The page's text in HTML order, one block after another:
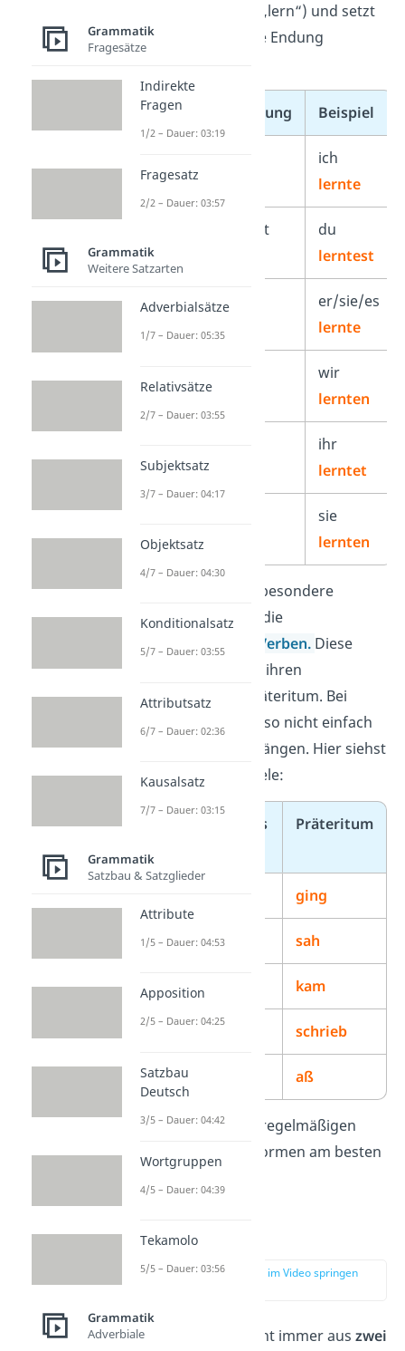
(z. B. „lern“) und setzt
dann die passende Endung
Person Endung Beispiel
ich
lernte
-test
du
lerntest
er/sie/es
er/sie/es
lernte
wir
lernten
ihr
lerntet
sie
lernten
Es gibt aber auch besondere
Verben, und zwar die
unregelmäßigen Verben. Diese
Verben verändern ihren
Wortstamm im Präteritum. Bei
ihnen kannst du also nicht einfach
die Endungen anhängen. Hier siehst
du ein paar Beispiele:
Unregelmäßiges
Präteritum
ging
sehen sah
kommen kam
schreiben schrieb
essen aß
Tipp:Lerne die unregelmäßigen
Verben und ihre Formen am besten
Perfekt
zur Stelle im Video springen
Das besteht immer aus zwei
Grammatik
Fragesätze
Indirekte
Fragen
1/2 – Dauer: 03:19
Fragesatz
2/2 – Dauer: 03:57
Grammatik
Weitere Satzarten
Adverbialsätze
1/7 – Dauer: 05:35
Relativsätze
2/7 – Dauer: 03:55
Subjektsatz
3/7 – Dauer: 04:17
Objektsatz
4/7 – Dauer: 04:30
Konditionalsatz
5/7 – Dauer: 03:55
Attributsatz
6/7 – Dauer: 02:36
Kausalsatz
7/7 – Dauer: 03:15
Grammatik
Satzbau & Satzglieder
Attribute
1/5 – Dauer: 04:53
Apposition
2/5 – Dauer: 04:25
Satzbau
Deutsch
3/5 – Dauer: 04:42
Wortgruppen
4/5 – Dauer: 04:39
Tekamolo
5/5 – Dauer: 03:56
Grammatik
Adverbiale